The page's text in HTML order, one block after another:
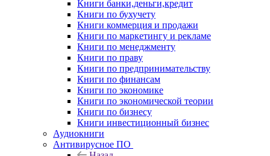
Книги банки,деньги,кредит
Книги по бухучету
Книги коммерция и продажи
Книги по маркетингу и рекламе
Книги по менеджменту
Книги по праву
Книги по предпринимательству
Книги по финансам
Книги по экономике
Книги по экономической теории
Книги по бизнесу
Книги инвестиционный бизнес
Аудиокниги
Антивирусное ПО